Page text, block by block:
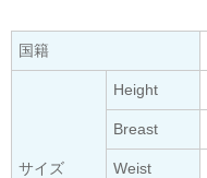
国籍
サイズ
Height
Breast
Weist